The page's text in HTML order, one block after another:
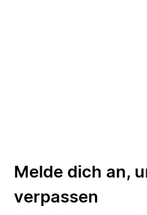
Melde dich an,
verpassen